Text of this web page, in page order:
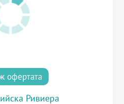
офертата
Ривиера